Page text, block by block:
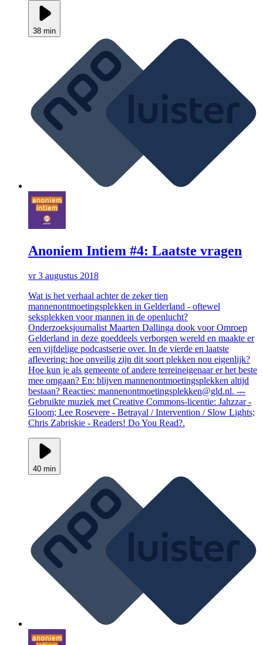
38 min
Anoniem Intiem #4: Laatste vragen
vr 3 augustus 2018
Wat is het verhaal achter de zeker tien
mannenontmoetingsplekken in Gelderland - oftewel
seksplekken voor mannen in de openlucht?
Onderzoeksjournalist Maarten Dallinga dook voor Omroep
Gelderland in deze goeddeels verborgen wereld en maakte er
een vijfdelige podcastserie over. In de vierde en laatste
aflevering: hoe onveilig zijn dit soort plekken nou eigenlijk?
Hoe kun je als gemeente of andere terreineigenaar er het beste
mee omgaan? En: blijven mannenontmoetingsplekken altijd
bestaan? Reacties: mannenontmoetingsplekken@gld.nl. ---
Gebruikte muziek met Creative Commons-licentie: Jahzzar -
Gloom; Lee Rosevere - Betrayal / Intervention / Slow Lights;
Chris Zabriskie - Readers! Do You Read?.
40 min